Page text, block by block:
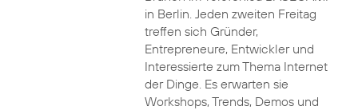
in Berlin. Jeden zweiten Freitag
treffen sich Gründer,
Entrepreneure, Entwickler und
Interessierte zum Thema Internet
der Dinge. Es erwarten sie
Workshops, Trends, Demos und